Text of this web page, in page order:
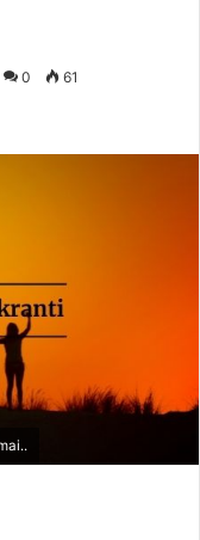
0 61